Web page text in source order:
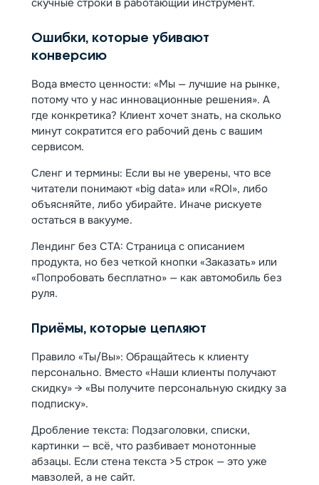
Ошибки, которые убивают
конверсию
Вода вместо ценности: «Мы — лучшие на рынке,
потому что у нас инновационные решения». А
где конкретика? Клиент хочет знать, на сколько
минут сократится его рабочий день с вашим
сервисом.
Сленг и термины: Если вы не уверены, что все
читатели понимают «big data» или «ROI», либо
объясняйте, либо убирайте. Иначе рискуете
остаться в вакууме.
Лендинг без CTA: Страница с описанием
продукта, но без четкой кнопки «Заказать» или
«Попробовать бесплатно» — как автомобиль без
руля.
Приёмы, которые цепляют
Правило «Ты/Вы»: Обращайтесь к клиенту
персонально. Вместо «Наши клиенты получают
скидку» → «Вы получите персональную скидку за
подписку».
Дробление текста: Подзаголовки, списки,
картинки — всё, что разбивает монотонные
абзацы. Если стена текста >5 строк — это уже
мавзолей, а не сайт.